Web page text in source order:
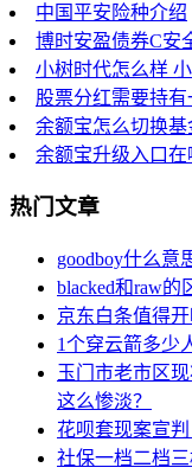
中国平安险种介绍
博时安盈债券C安
小树时代怎么样
股票分红需要持有
余额宝怎么切换基
余额宝升级入口在
热门文章
goodboy什么意
blacked和raw的
京东白条值得
1个穿云箭多少
玉门市老市区
这么惨淡？
花呗套现案宣
社保一档二档